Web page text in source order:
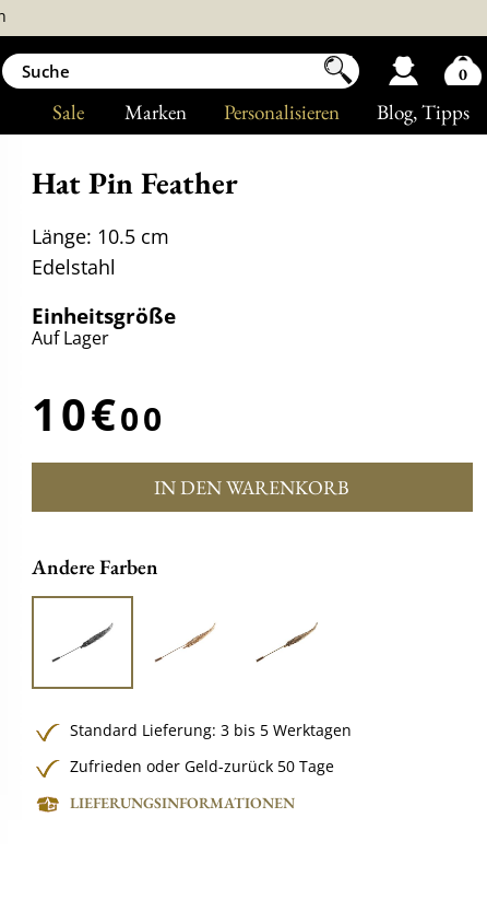
Blog, Tipps
Personalisieren
Marken
Sale
Hat Pin Feather
Länge: 10.5 cm
Edelstahl
Einheitsgröße
Auf Lager
10€00
IN DEN WARENKORB
Andere Farben
Standard Lieferung: 3 bis 5 Werktagen
Zufrieden oder Geld-zurück 50 Tage
LIEFERUNGSINFORMATIONEN
0